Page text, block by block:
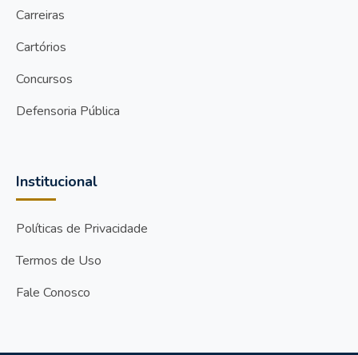
Carreiras
Cartórios
Concursos
Defensoria Pública
Institucional
Políticas de Privacidade
Termos de Uso
Fale Conosco